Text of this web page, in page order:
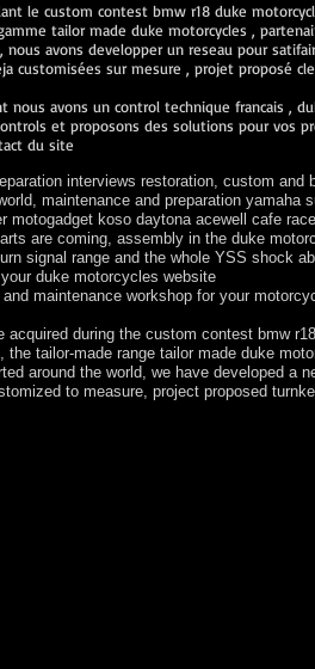
le custom contest bmw r18 duke
tailor made duke motorcycles ,
avons developper un reseau pour
customisées sur mesure , projet proposé
nous avons un control technique francais ,
et proposons des solutions pour vos
du site
interviews restoration, custom
maintenance and preparation yamaha
motogadget koso daytona acewell cafe
are coming, assembly in the duke
signal range and the whole YSS shock
duke motorcycles website
maintenance workshop for your
acquired during the custom contest bmw
the tailor-made range tailor made duke
around the world, we have developed
to measure, project proposed